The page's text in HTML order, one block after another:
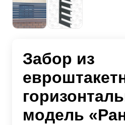
Забор из
модель